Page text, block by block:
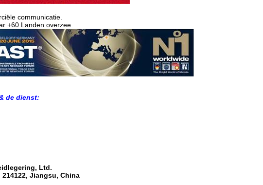
communicatie.
+60 Landen overzee.
de dienst:
Ltd.
Jiangsu, China